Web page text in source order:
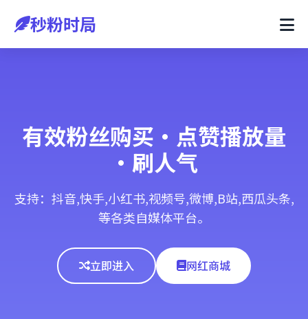
秒粉时局
有效粉丝购买·点赞播放量
·刷人气
支持：抖音,快手,小红书,视频号,微博,B站,西瓜头条,
等各类自媒体平台。
立即进入 网红商城